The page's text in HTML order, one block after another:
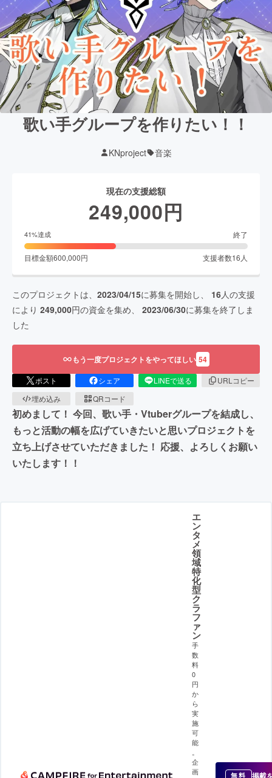
歌い手グループを作りたい！！
KNproject 音楽
現在の支援総額
249,000円
41%達成 終了
目標金額600,000円 支援者数16 人
このプロジェクトは、 2023/04/15に募集を開始し、 16人の支援
により 249,000円の資金を集め、 2023/06/30に募集を終了しま
した
もう一度プロジェクトをやってほしい 54
ポスト シェア LINEで送る
URLコピー
埋め込み
QRコード
初めまして！ 今回、歌い手・Vtuberグループを結成し、
もっと活動の幅を広げていきたいと思いプロジェクトを
立ち上げさせていただきました！ 応援、よろしくお願い
いたします！！
エ
ン
タ
メ
領
域
特
化
型
ク
ラ
フ
ァ
ン
手
数
料
0
円
か
ら
実
施
可
能
企
画
無料 掲載